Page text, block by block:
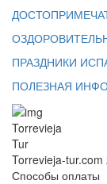
ПРАЗДНИКИ
ПОЛЕЗНАЯ
Torrevieja
Tur
Torrevieja-
Способы оплаты